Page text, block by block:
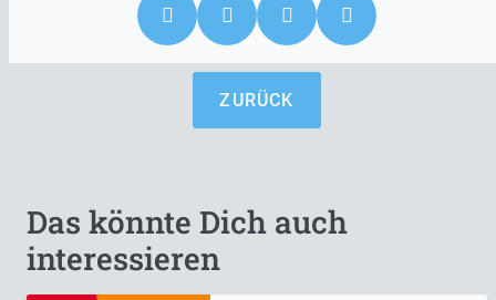
ZURÜCK
Das könnte Dich auch
interessieren